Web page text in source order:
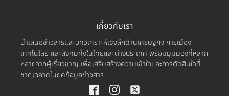
เกี่ยวกับเรา
นำเสนอข่าวสารและบทวิเคราะห์เชิงลึกด้านเศรษฐกิจ การเมือง
เทคโนโลยี และสังคมทั้งในไทยและต่างประเทศ พร้อมมุมมองที่หลาก
หลายจากผู้เชี่ยวชาญ เพื่อเสริมสร้างความเข้าใจและการตัดสินใจที่
ชาญฉลาดในยุคข้อมูลข่าวสาร